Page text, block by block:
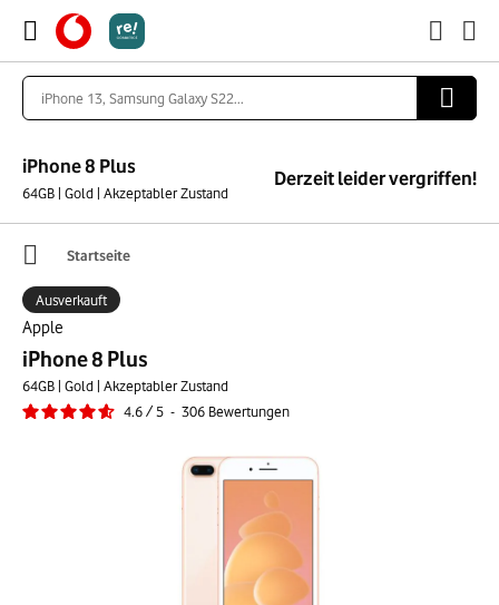
iPhone 8 Plus
64GB | Gold | Akzeptabler Zustand
Derzeit leider vergriffen!
Startseite
Apple
iPhone 8 Plus
64GB | Gold | Akzeptabler Zustand
4.6/5 - 306 Bewertungen
Ausverkauft